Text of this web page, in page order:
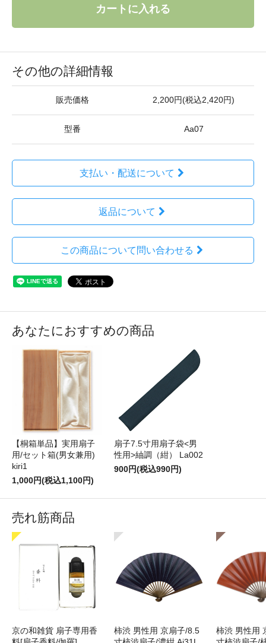
カートに入れる
その他の詳細情報
販売価格 2,200円(税込2,420円)
型番 Aa07
支払い・配送について
返品について
この商品について問い合わせる
あなたにおすすめの商品
【桐箱単品】実用扇子
用/セット箱(男女兼用)
kiri1
1,000円(税込1,100円)
扇子7.5寸用扇子袋<男
性用>紬調（紺） La002
900円(税込990円)
売れ筋商品
京の和雑貨 扇子専用香
柿渋 男性用 京扇子/8.5
柿渋 男性用